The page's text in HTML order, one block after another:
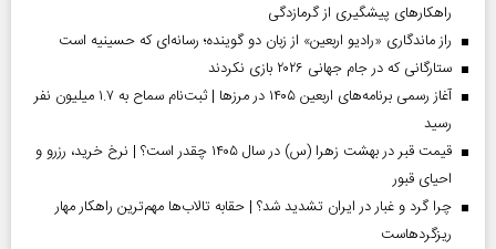
راهکارهای پیشگیری از گرمازدگی
راز ماندگاری «رادیو اربعین» از زبان دو گوینده؛ رسانه‌ای که حسینیه است
ستارگانی که در جام جهانی ۲۰۲۶ بازی نکردند
آغاز رسمی برنامه‌های اربعین ۱۴۰۵ در مرز‌ها | ثبت‌نام سماح به ۱.۷ میلیون نفر
رسید
قیمت قبر در بهشت زهرا (س) در سال ۱۴۰۵ چقدر است؟ | نرخ خرید، رزرو و
احیای قبور
چرا گرد و غبار در ایران تشدید شد؟ | حقابه تالاب‌ها مهم‌ترین راهکار مهار
ریزگردهاست